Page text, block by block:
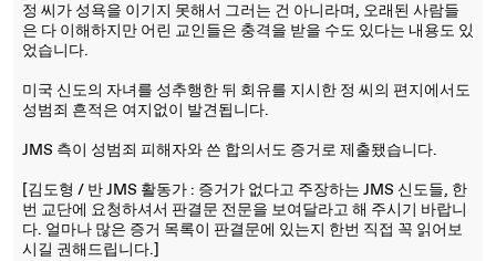
정 씨가 성욕을 이기지 못해서 그러는 건 아니라며, 오래된 사람들
은 다 이해하지만 어린 교인들은 충격을 받을 수도 있다는 내용도 있
었습니다.
미국 신도의 자녀를 성추행한 뒤 회유를 지시한 정 씨의 편지에서도
성범죄 흔적은 여지없이 발견됩니다.
JMS 측이 성범죄 피해자와 쓴 합의서도 증거로 제출됐습니다.
[김도형 / 반 JMS 활동가 : 증거가 없다고 주장하는 JMS 신도들, 한
번 교단에 요청하셔서 판결문 전문을 보여달라고 해 주시기 바랍니
다. 얼마나 많은 증거 목록이 판결문에 있는지 한번 직접 꼭 읽어보
시길 권해드립니다.]